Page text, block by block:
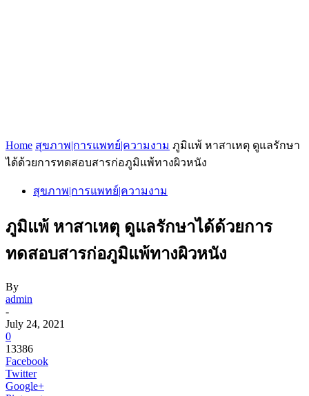
Home สุขภาพ|การแพทย์|ความงาม ภูมิแพ้ หาสาเหตุ ดูแลรักษา
ได้ด้วยการทดสอบสารก่อภูมิแพ้ทางผิวหนัง
สุขภาพ|การแพทย์|ความงาม
ภูมิแพ้ หาสาเหตุ ดูแลรักษาได้ด้วยการ
ทดสอบสารก่อภูมิแพ้ทางผิวหนัง
By
admin
-
July 24, 2021
0
13386
Facebook
Twitter
Google+